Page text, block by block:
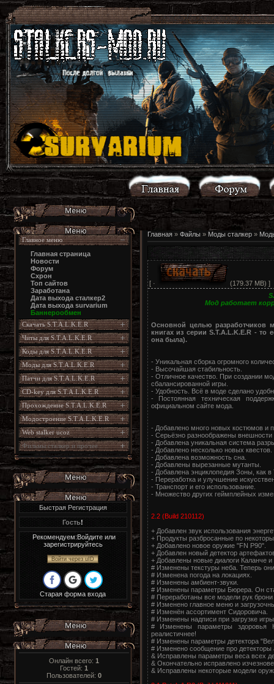
Главное меню
Главная страница
Новости
Форум
Схрон
Топ сайтов
Заработана
Дата выхода сталкер2
Дата выхода survarium
Баннерообмен
Скачать S.T.A.L.K.E.R
Читы для S.T.A.L.K.E.R
Коды для S.T.A.L.K.E.R
Моды для S.T.A.L.K.E.R
Патчи для S.T.A.L.K.E.R
CD-key для S.T.A.L.K.E.R
Прохождение S.T.A.L.K.E.R
Модостроение S.T.A.L.K.E.R
Web stalker ucoz
Фильмы сталкер и прочее
Быстрая Регистрация
Гость!
Рекомендуем:Войдите или
зарегистрируйтесь
Войти через uID
Старая форма входа
Онлайн всего: 1
Гостей: 1
Пользователей: 0
Главная» Файлы» Моды сталкер»
[ ·
(179.37 MB) ]
Мод работает
Основной целью разработчиков
книгах из серии S.T.A.L.K.E.R -
она была).
- Уникальная сборка огромного
- Высочайшая стабильность.
- Отличное качество. При создании
сбалансированной игры.
- Удобность. Всё в моде сделано
- Постоянная техническая
официальном сайте мода.
- Добавлено много новых костюмов и
- Серьёзно разноображены внешности
- Добавлена уникальная система
- Добавлено несколько новых квестов.
- Добавлена возможность сна.
- Добавлены вырезанные мутанты.
- Добавлена энциклопедия Зоны, как в
- Переработка и улучшение
- Транспорт и его использование.
- Множество других геймплейных
2.2 (Build 210112)
+ Добавлен звук использования
+ Продукты разбросанные по
+ Добавлено новое оружие "FN P90".
+ Добавлен новый детектор
+ Добавлены новые диалоги Каланче
# Изменены текстуры неба. Теперь
# Изменена погода на локациях.
# Изменены амбиент-звуки.
# Изменены параметры Бюрера. Он
# Переработаны все модели рук
# Изменено главное меню и
# Изменён ассортимент Сидоровича.
# Изменены надписи при загрузке
# Изменены параметры здоровья
реалистичнее!
# Изменены параметры детектора
# Изменено сообщение про детекторы
& Исправлены параметры веса всех
& Окончательно исправлено
& Исправлены некоторые модели